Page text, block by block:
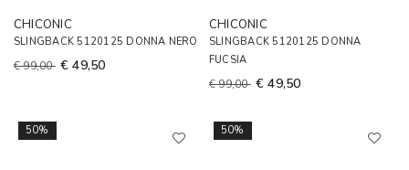
CHICONIC
SLINGBACK 5120125 DONNA NERO
€ 99,00 € 49,50
CHICONIC
SLINGBACK 5120125 DONNA
FUCSIA
€ 99,00 € 49,50
50% 50%